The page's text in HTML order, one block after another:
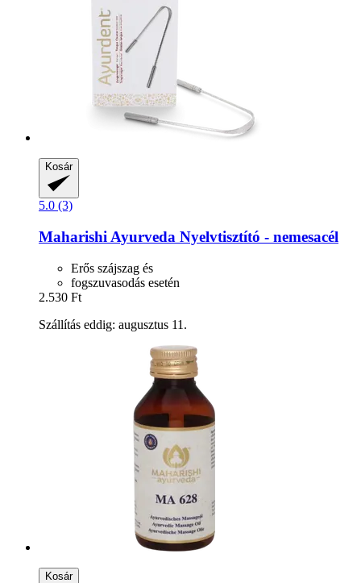
Kosár
5.0 (3)
Maharishi Ayurveda Nyelvtisztító -​ nemesacél
Erős szájszag és
fogszuvasodás esetén
2.530 Ft
Szállítás eddig: augusztus 11.
Kosár